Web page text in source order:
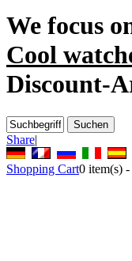
We focus
Cool
Discount-
Share|
Shopping Cart0 item(s) -